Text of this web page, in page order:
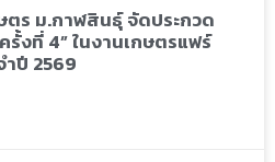
ตร ม.กาฬสินธุ์ จัดประกวด
งที่ 4” ในงานเกษตรแฟร์
ปี 2569